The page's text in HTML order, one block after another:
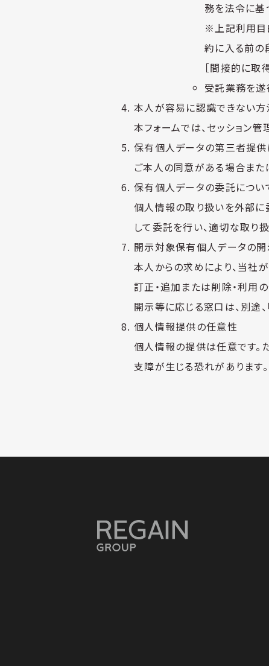
務を法令に基
※上記利用目
約に入る前の
［間接的に取
受託業務を遂
本人が容易に認識できない
本フォームでは、セッション
保有個人データの第三者提供
ご本人の同意がある場合また
保有個人データの委託につい
個人情報の取り扱いを外部
して委託を行い、適切な取り
開示対象保有個人データの
本人からの求めにより、当社
訂正・追加または削除・利用の
開示等に応じる窓口は、別途、
個人情報提供の任意性
個人情報の提供は任意です。
支障が生じる恐れがあります。